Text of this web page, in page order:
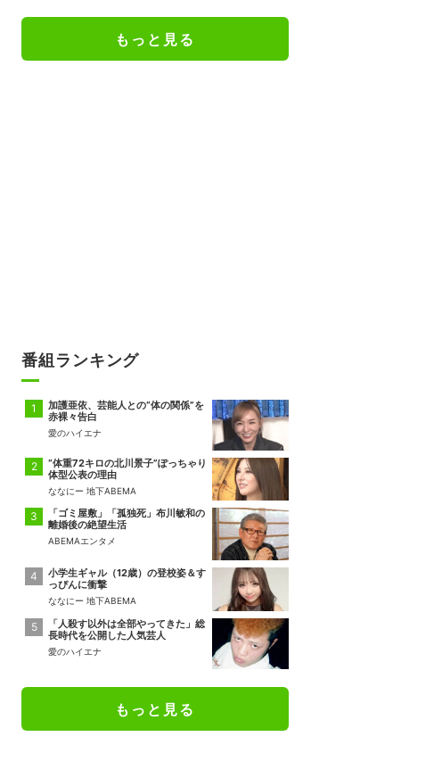
もっと見る
番組ランキング
加護亜依、芸能人との“体の関係”を
赤裸々告白
愛のハイエナ
“体重72キロの北川景子”ぽっちゃり
体型公表の理由
ななにー 地下ABEMA
「ゴミ屋敷」「孤独死」布川敏和の
離婚後の絶望生活
ABEMAエンタメ
小学生ギャル（12歳）の登校姿＆す
っぴんに衝撃
ななにー 地下ABEMA
「人殺す以外は全部やってきた」総
長時代を公開した人気芸人
愛のハイエナ
もっと見る